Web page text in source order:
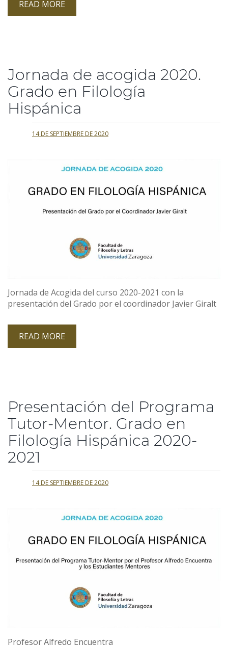
READ MORE
Jornada de acogida 2020.
Grado en Filología
Hispánica
14 DE SEPTIEMBRE DE 2020
Jornada de Acogida del curso 2020-2021 con la
presentación del Grado por el coordinador Javier Giralt
READ MORE
Presentación del Programa
Tutor-Mentor. Grado en
Filología Hispánica 2020-
2021
14 DE SEPTIEMBRE DE 2020
Profesor Alfredo Encuentra